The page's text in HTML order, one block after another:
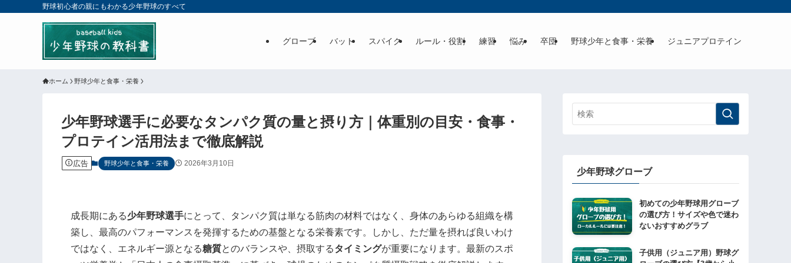
野球初心者の親にもわかる少年野球のすべて
グローブ バット スパイク ルール・役割 練習 悩み 卒団 野球少年と食事・栄養 ジュニアプロテイン
ホーム 野球少年と食事・栄養
少年野球選手に必要なタンパク質の量と摂り方｜体重別の目安・食事・
プロテイン活用法まで徹底解説
広告 野球少年と食事・栄養 2026年3月10日
成長期にある少年野球選手にとって、タンパク質は単なる筋肉の材料ではなく、身体のあらゆる組織を構
築し、最高のパフォーマンスを発揮するための基盤となる栄養素です。しかし、ただ量を摂れば良いわけ
ではなく、エネルギー源となる糖質とのバランスや、摂取するタイミングが重要になります。最新のスポ
少年野球グローブ
初めての少年野球用グローブ
の選び方！サイズや色で迷わ
ないおすすめグラブ
子供用（ジュニア用）野球グ